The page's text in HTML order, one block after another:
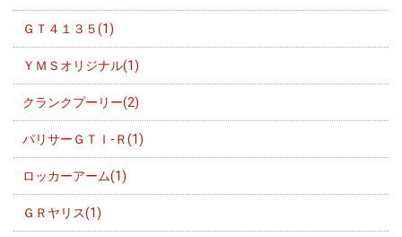
ＧＴ４１３５(1)
ＹＭＳオリジナル(1)
クランクプーリー(2)
パリサーＧＴＩ-Ｒ(1)
ロッカーアーム(1)
ＧＲヤリス(1)